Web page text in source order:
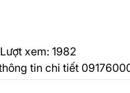
xem: 1982
tin chi tiết